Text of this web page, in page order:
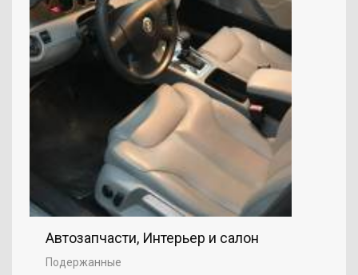
Автозапчасти, Интерьер и салон
Подержанные